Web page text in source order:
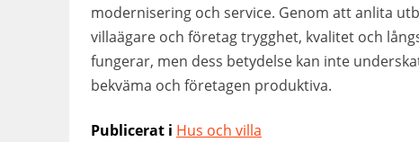
modernisering och service. Genom att anlita
villaägare och företag trygghet, kvalitet och
fungerar, men dess betydelse kan inte
bekväma och företagen produktiva.
Publicerat i Hus och villa